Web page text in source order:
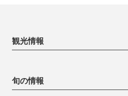
観光情報
旬の情報